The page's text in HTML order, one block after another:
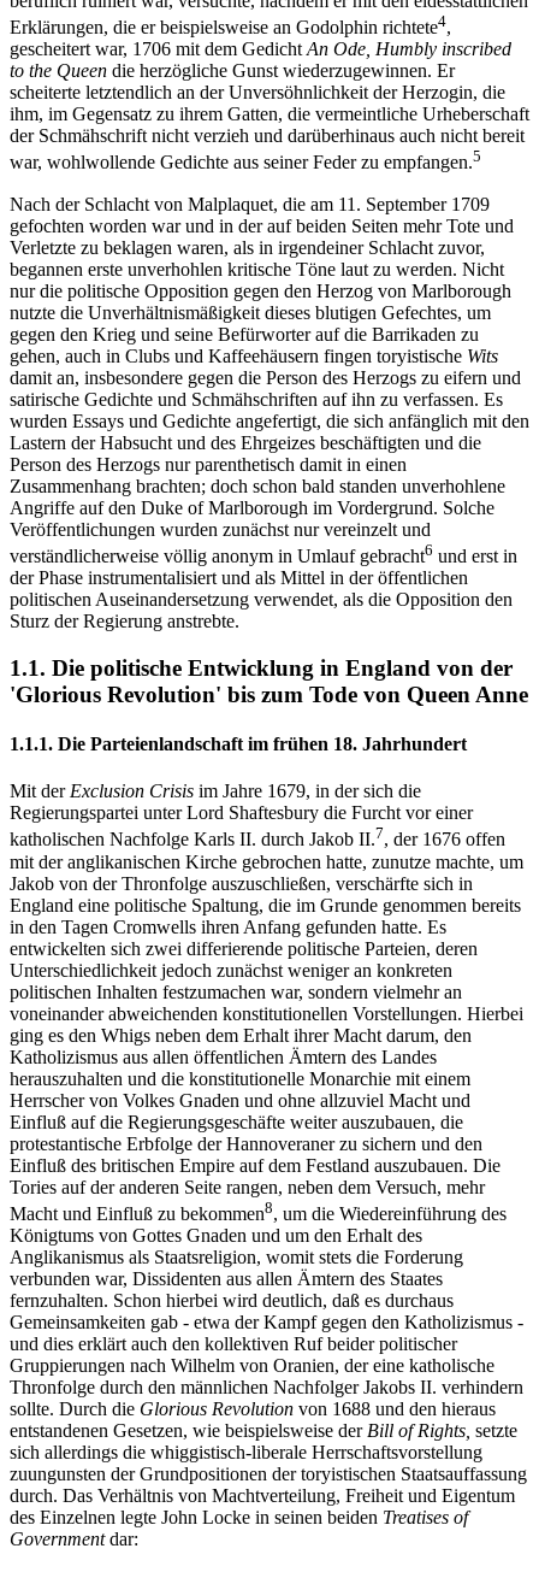
Erklärungen, die er beispielsweise an Godolphin richtete4,
gescheitert war, 1706 mit dem GedichtAn Ode, Humbly inscribed
to the Queen die herzögliche Gunst wiederzugewinnen. Er
scheiterte letztendlich an der Unversöhnlichkeit der Herzogin, die
ihm, im Gegensatz zu ihrem Gatten, die vermeintliche Urheberschaft
der Schmähschrift nicht verzieh und darüberhinaus auch nicht bereit
war, wohlwollende Gedichte aus seiner Feder zu empfangen.5
Nach der Schlacht von Malplaquet, die am 11. September 1709
gefochten worden war und in der auf beiden Seiten mehr Tote und
Verletzte zu beklagen waren, als in irgendeiner Schlacht zuvor,
begannen erste unverhohlen kritische Töne laut zu werden. Nicht
nur die politische Opposition gegen den Herzog von Marlborough
nutzte die Unverhältnismäßigkeit dieses blutigen Gefechtes, um
gegen den Krieg und seine Befürworter auf die Barrikaden zu
gehen, auch in Clubs und Kaffeehäusern fingen toryistische Wits
damit an, insbesondere gegen die Person des Herzogs zu eifern und
satirische Gedichte und Schmähschriften auf ihn zu verfassen. Es
wurden Essays und Gedichte angefertigt, die sich anfänglich mit den
Lastern der Habsucht und des Ehrgeizes beschäftigten und die
Person des Herzogs nur parenthetisch damit in einen
Zusammenhang brachten; doch schon bald standen unverhohlene
Angriffe auf den Duke of Marlborough im Vordergrund. Solche
Veröffentlichungen wurden zunächst nur vereinzelt und
verständlicherweise völlig anonym in Umlauf gebracht6 und erst in
der Phase instrumentalisiert und als Mittel in der öffentlichen
politischen Auseinandersetzung verwendet, als die Opposition den
Sturz der Regierung anstrebte.
1.1. Die politische Entwicklung in England von der
'Glorious Revolution' bis zum Tode von Queen Anne
1.1.1. Die Parteienlandschaft im frühen 18. Jahrhundert
Mit der Exclusion Crisis im Jahre 1679, in der sich die
Regierungspartei unter Lord Shaftesbury die Furcht vor einer
katholischen Nachfolge Karls II. durch Jakob II.7, der 1676 offen
mit der anglikanischen Kirche gebrochen hatte, zunutze machte, um
Jakob von der Thronfolge auszuschließen, verschärfte sich in
England eine politische Spaltung, die im Grunde genommen bereits
in den Tagen Cromwells ihren Anfang gefunden hatte. Es
entwickelten sich zwei differierende politische Parteien, deren
Unterschiedlichkeit jedoch zunächst weniger an konkreten
politischen Inhalten festzumachen war, sondern vielmehr an
voneinander abweichenden konstitutionellen Vorstellungen. Hierbei
ging es den Whigs neben dem Erhalt ihrer Macht darum, den
Katholizismus aus allen öffentlichen Ämtern des Landes
herauszuhalten und die konstitutionelle Monarchie mit einem
Herrscher von Volkes Gnaden und ohne allzuviel Macht und
Einfluß auf die Regierungsgeschäfte weiter auszubauen, die
protestantische Erbfolge der Hannoveraner zu sichern und den
Einfluß des britischen Empire auf dem Festland auszubauen. Die
Tories auf der anderen Seite rangen, neben dem Versuch, mehr
Macht und Einfluß zu bekommen8, um die Wiedereinführung des
Königtums von Gottes Gnaden und um den Erhalt des
Anglikanismus als Staatsreligion, womit stets die Forderung
verbunden war, Dissidenten aus allen Ämtern des Staates
fernzuhalten. Schon hierbei wird deutlich, daß es durchaus
Gemeinsamkeiten gab - etwa der Kampf gegen den Katholizismus -
und dies erklärt auch den kollektiven Ruf beider politischer
Gruppierungen nach Wilhelm von Oranien, der eine katholische
Thronfolge durch den männlichen Nachfolger Jakobs II. verhindern
sollte. Durch die Glorious Revolution von 1688 und den hieraus
entstandenen Gesetzen, wie beispielsweise der Bill of Rights, setzte
sich allerdings die whiggistisch-liberale Herrschaftsvorstellung
zuungunsten der Grundpositionen der toryistischen Staatsauffassung
durch. Das Verhältnis von Machtverteilung, Freiheit und Eigentum
des Einzelnen legte John Locke in seinen beiden Treatises of
Governmentdar: